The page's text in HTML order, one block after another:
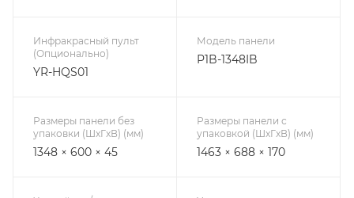
Инфракрасный пульт
(Опционально)
YR-HQS01
Модель панели
P1B-1348IB
Размеры панели без
упаковки (ШxГxВ) (мм)
1348 × 600 × 45
Размеры панели с
упаковкой (ШxГxВ) (мм)
1463 × 688 × 170